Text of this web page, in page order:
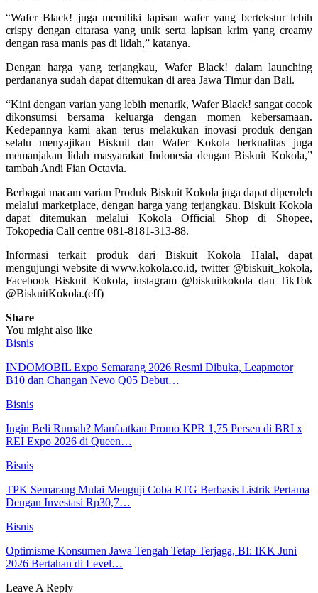
“Wafer Black! juga memiliki lapisan wafer yang bertekstur lebih
crispy dengan citarasa yang unik serta lapisan krim yang creamy
dengan rasa manis pas di lidah,” katanya.
Dengan harga yang terjangkau, Wafer Black! dalam launching
perdananya sudah dapat ditemukan di area Jawa Timur dan Bali.
“Kini dengan varian yang lebih menarik, Wafer Black! sangat cocok
dikonsumsi bersama keluarga dengan momen kebersamaan.
Kedepannya kami akan terus melakukan inovasi produk dengan
selalu menyajikan Biskuit dan Wafer Kokola berkualitas juga
memanjakan lidah masyarakat Indonesia dengan Biskuit Kokola,”
tambah Andi Fian Octavia.
Berbagai macam varian Produk Biskuit Kokola juga dapat diperoleh
melalui marketplace, dengan harga yang terjangkau. Biskuit Kokola
dapat ditemukan melalui Kokola Official Shop di Shopee,
Tokopedia Call centre 081-8181-313-88.
Informasi terkait produk dari Biskuit Kokola Halal, dapat
mengujungi website di www.kokola.co.id, twitter @biskuit_kokola,
Facebook Biskuit Kokola, instagram @biskuitkokola dan TikTok
@BiskuitKokola.(eff)
Share
You might also like
Bisnis
INDOMOBIL Expo Semarang 2026 Resmi Dibuka, Leapmotor
B10 dan Changan Nevo Q05 Debut…
Bisnis
Ingin Beli Rumah? Manfaatkan Promo KPR 1,75 Persen di BRI x
REI Expo 2026 di Queen…
Bisnis
TPK Semarang Mulai Menguji Coba RTG Berbasis Listrik Pertama
Dengan Investasi Rp30,7…
Bisnis
Optimisme Konsumen Jawa Tengah Tetap Terjaga, BI: IKK Juni
2026 Bertahan di Level…
Leave A Reply